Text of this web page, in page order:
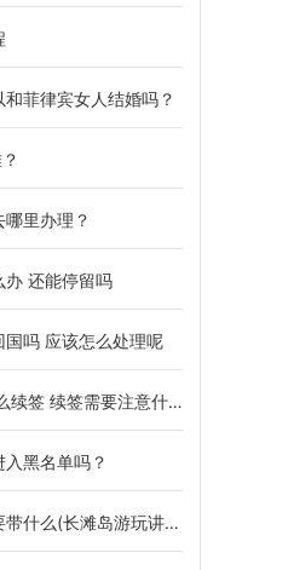
菲律宾女人结婚吗？
里办理？
办 还能停留吗
吗 应该怎么处理呢
签 续签需要注意什么
黑名单吗？
什么(长滩岛游玩讲解)